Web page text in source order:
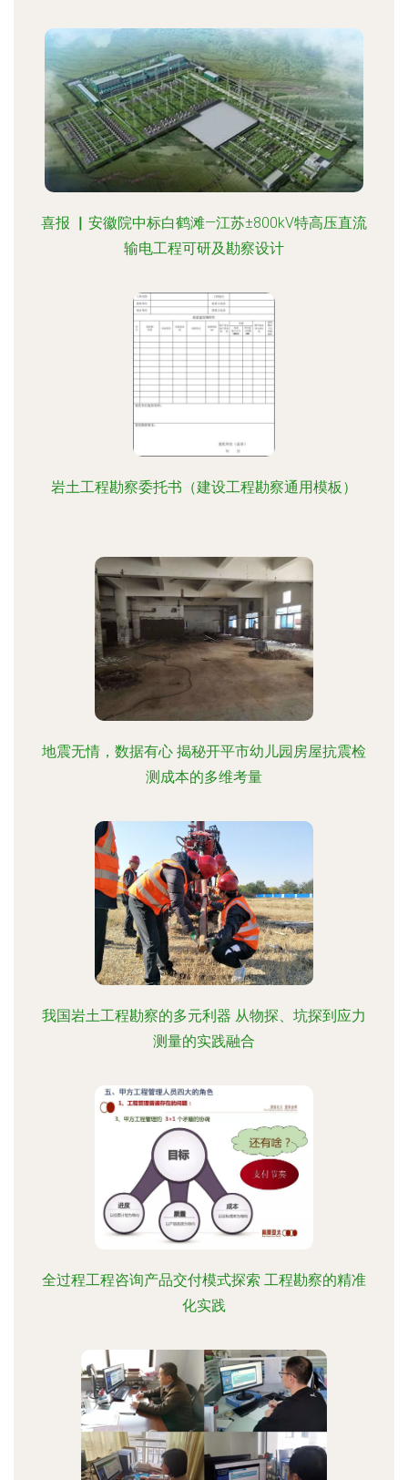
喜报 ▏安徽院中标白鹤滩—江苏±800kV特高压直流
输电工程可研及勘察设计
岩土工程勘察委托书（建设工程勘察通用模板）
地震无情，数据有心 揭秘开平市幼儿园房屋抗震检
测成本的多维考量
我国岩土工程勘察的多元利器 从物探、坑探到应力
测量的实践融合
全过程工程咨询产品交付模式探索 工程勘察的精准
化实践